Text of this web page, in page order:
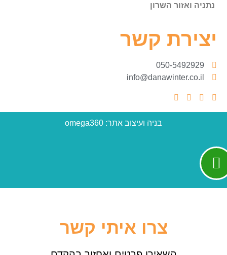
נתניה ואזור השרון
יצירת קשר
050-5492929
info@danawinter.co.il
בניה ועיצוב אתר: omega360
צרו איתי קשר